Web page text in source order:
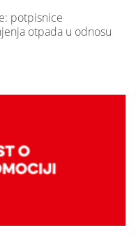
potpisnice
otpada u odnosu